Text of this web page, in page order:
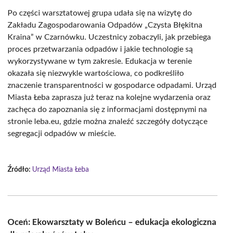
Po części warsztatowej grupa udała się na wizytę do
Zakładu Zagospodarowania Odpadów „Czysta Błękitna
Kraina” w Czarnówku. Uczestnicy zobaczyli, jak przebiega
proces przetwarzania odpadów i jakie technologie są
wykorzystywane w tym zakresie. Edukacja w terenie
okazała się niezwykle wartościowa, co podkreśliło
znaczenie transparentności w gospodarce odpadami. Urząd
Miasta Łeba zaprasza już teraz na kolejne wydarzenia oraz
zachęca do zapoznania się z informacjami dostępnymi na
stronie leba.eu, gdzie można znaleźć szczegóły dotyczące
segregacji odpadów w mieście.
Źródło: Urząd Miasta Łeba
Oceń: Ekowarsztaty w Boleńcu – edukacja ekologiczna